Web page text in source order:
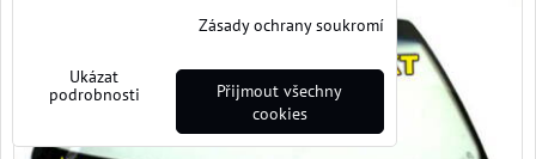
Zásady ochrany soukromí
Ukázat
podrobnosti
Přijmout všechny
cookies